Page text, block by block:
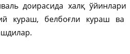
доирасида халқ
кураш, белбоғли кураш ва